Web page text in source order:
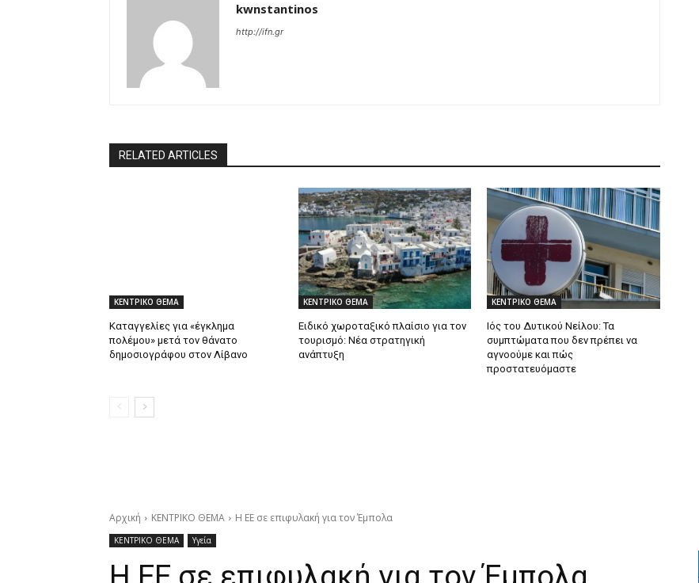
kwnstantinos
http://ifn.gr
RELATED ARTICLES
ΚΕΝΤΡΙΚΟ ΘΕΜΑ
Καταγγελίες για «έγκλημα
πολέμου» μετά τον θάνατο
δημοσιογράφου στον Λίβανο
ΚΕΝΤΡΙΚΟ ΘΕΜΑ
Ειδικό χωροταξικό πλαίσιο για τον
τουρισμό: Νέα στρατηγική
ανάπτυξη
ΚΕΝΤΡΙΚΟ ΘΕΜΑ
Ιός του Δυτικού Νείλου: Τα
συμπτώματα που δεν πρέπει να
αγνοούμε και πώς
προστατευόμαστε